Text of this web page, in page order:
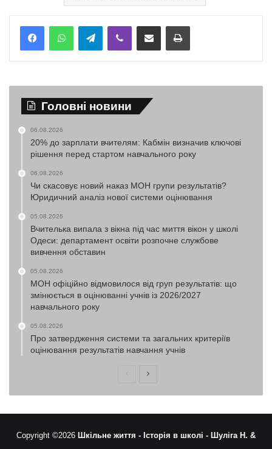
TelegramViber Надіслати електронною поштоюНадрукувати
Головні новини
06.08.2026
20% до зарплати вчителям: Кабмін визначив ключові
рішення перед стартом навчального року
06.08.2026
Чи скасовує новий наказ МОН групи результатів?
Юридичний аналіз нової системи оцінювання
05.08.2026
Вчителька випала з вікна під час миття вікон у школі
Одеси: департамент освіти розпочне службове
вивчення обставин
05.08.2026
МОН офіційно відмовилося від груп результатів: що
змінюється в оцінюванні учнів із 2026/2027
навчального року
05.08.2026
Про затвердження системи та загальних критеріїв
оцінювання результатів навчання учнів
ПопередняНаступна
Copyright ©2026 Шкільне життя - Історія в школі - Шуліга Н. &